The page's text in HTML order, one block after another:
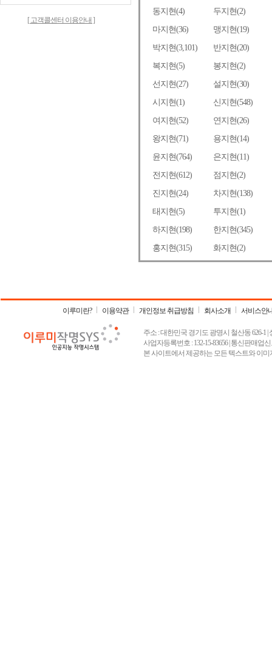
[ 고객콜센터 이용안내 ]
이루미란? 이용약관 개인정보 취급방침 회사소개 서비스안
주소 : 대한민국 경기도 광명시 철산동 626-1 |
사업자등록번호 : 132-15-83656 | 통신판매업
본 사이트에서 제공하는 모든 텍스트와 이